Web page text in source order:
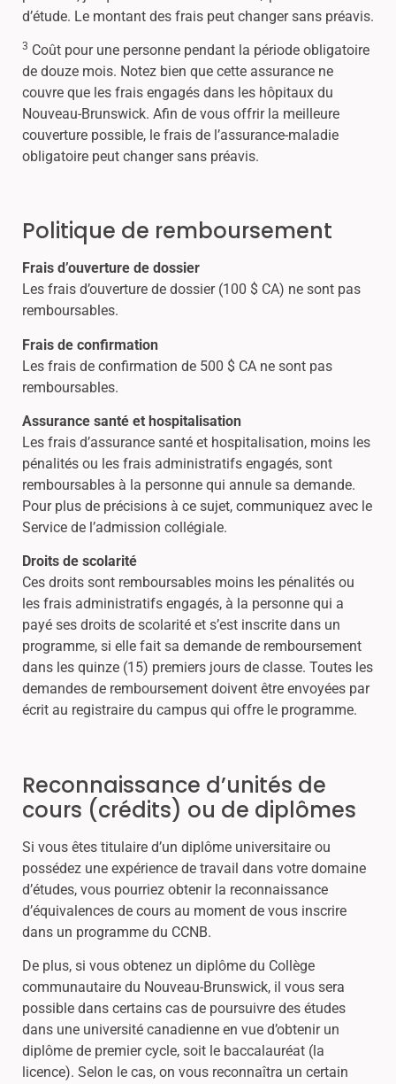
d’étude. Le montant des frais peut changer sans préavis.
3 Coût pour une personne pendant la période obligatoire
de douze mois. Notez bien que cette assurance ne
couvre que les frais engagés dans les hôpitaux du
Nouveau-Brunswick. Afin de vous offrir la meilleure
couverture possible, le frais de l’assurance-maladie
obligatoire peut changer sans préavis.
Politique de remboursement
Frais d’ouverture de dossier
Les frais d’ouverture de dossier (100 $ CA) ne sont pas
remboursables.
Frais de confirmation
Les frais de confirmation de 500 $ CA ne sont pas
remboursables.
Assurance santé et hospitalisation
Les frais d’assurance santé et hospitalisation, moins les
pénalités ou les frais administratifs engagés, sont
remboursables à la personne qui annule sa demande.
Pour plus de précisions à ce sujet, communiquez avec le
Service de l’admission collégiale.
Droits de scolarité
Ces droits sont remboursables moins les pénalités ou
les frais administratifs engagés, à la personne qui a
payé ses droits de scolarité et s’est inscrite dans un
programme, si elle fait sa demande de remboursement
dans les quinze (15) premiers jours de classe. Toutes les
demandes de remboursement doivent être envoyées par
écrit au registraire du campus qui offre le programme.
Reconnaissance d’unités de
cours (crédits) ou de diplômes
Si vous êtes titulaire d’un diplôme universitaire ou
possédez une expérience de travail dans votre domaine
d’études, vous pourriez obtenir la reconnaissance
d’équivalences de cours au moment de vous inscrire
dans un programme du CCNB.
De plus, si vous obtenez un diplôme du Collège
communautaire du Nouveau-Brunswick, il vous sera
possible dans certains cas de poursuivre des études
dans une université canadienne en vue d’obtenir un
diplôme de premier cycle, soit le baccalauréat (la
licence). Selon le cas, on vous reconnaîtra un certain